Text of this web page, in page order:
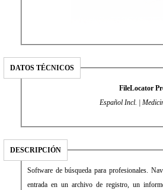
DATOS TÉCNICOS
FileLocator
Español Incl. |
DESCRIPCIÓN
Software de búsqueda para profesionales.
entrada en un archivo de registro, un